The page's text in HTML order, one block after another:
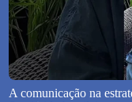
A comunicação na